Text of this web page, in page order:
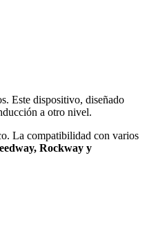
Este dispositivo, diseñado
a otro nivel.
La compatibilidad con varios
Rockway y